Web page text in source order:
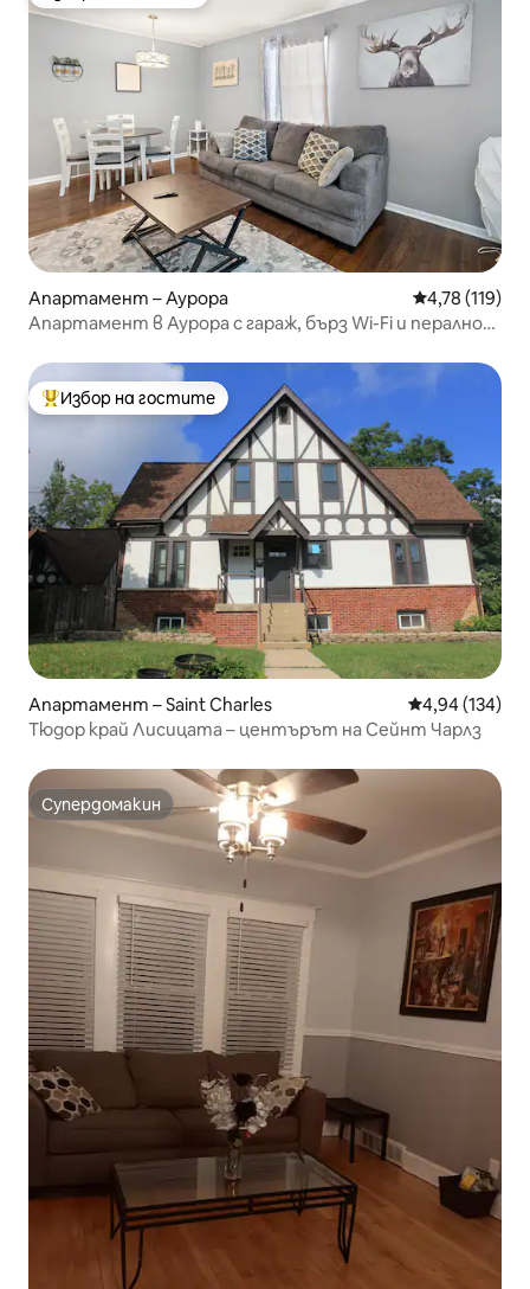
Апартамент – Аурора Средна
4,78 (119)
Апартамент в Аурора с гараж, бърз Wi-Fi и перално
Най-популярен избор на гостите
Избор на гостите
Апартамент – Saint Charles Средна
4,94 (134)
Тюдор край Лисицата – центърът на Сейнт Чарлз
Супердомакин
Супердомакин